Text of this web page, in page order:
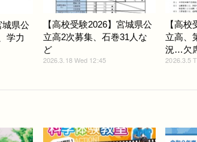
城県公
学力
【高校受験2026】宮城県公
立高2次募集、石巻31人な
ど
2026.3.18 Wed 12:45
【高
立高、
況…欠
2026.3.5